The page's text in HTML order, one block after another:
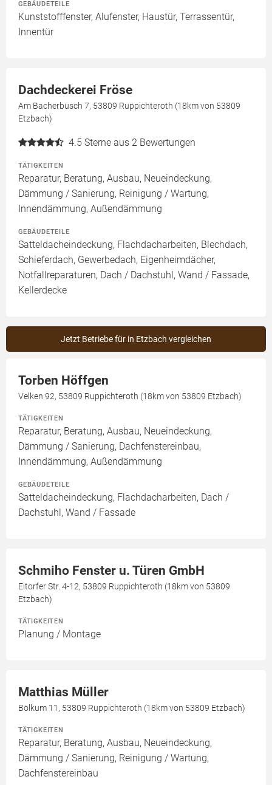
GEBÄUDETEILE
Kunststofffenster, Alufenster, Haustür, Terrassentür,
Innentür
Dachdeckerei Fröse
Am Bacherbusch 7, 53809 Ruppichteroth (18km von 53809
Etzbach)
4.5 Sterne aus 2 Bewertungen
TÄTIGKEITEN
Reparatur, Beratung, Ausbau, Neueindeckung,
Dämmung / Sanierung, Reinigung / Wartung,
Innendämmung, Außendämmung
GEBÄUDETEILE
Satteldacheindeckung, Flachdacharbeiten, Blechdach,
Schieferdach, Gewerbedach, Eigenheimdächer,
Notfallreparaturen, Dach / Dachstuhl, Wand / Fassade,
Kellerdecke
Jetzt Betriebe für in Etzbach vergleichen
Torben Höffgen
Velken 92, 53809 Ruppichteroth (18km von 53809 Etzbach)
TÄTIGKEITEN
Reparatur, Beratung, Ausbau, Neueindeckung,
Dämmung / Sanierung, Dachfenstereinbau,
Innendämmung, Außendämmung
GEBÄUDETEILE
Satteldacheindeckung, Flachdacharbeiten, Dach /
Dachstuhl, Wand / Fassade
Schmiho Fenster u. Türen GmbH
Eitorfer Str. 4-12, 53809 Ruppichteroth (18km von 53809
Etzbach)
TÄTIGKEITEN
Planung / Montage
Matthias Müller
Bölkum 11, 53809 Ruppichteroth (18km von 53809 Etzbach)
TÄTIGKEITEN
Reparatur, Beratung, Ausbau, Neueindeckung,
Dämmung / Sanierung, Reinigung / Wartung,
Dachfenstereinbau